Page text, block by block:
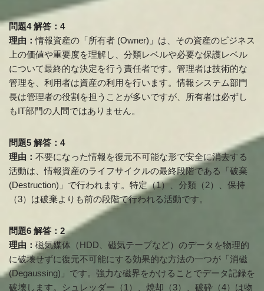
問題4 解答：4
理由：情報資産の「所有者 (Owner)」は、その資産のビジネス
上の価値や重要度を理解し、分類レベルや必要な保護レベル
について最終的な決定を行う責任者です。管理者は技術的な
管理を、利用者は資産の利用を行います。情報システム部門
長は管理者の役割を担うことが多いですが、所有者は必ずし
もIT部門の人間ではありません。
問題5 解答：4
理由： 不要になった情報を復元不可能な形で安全に消去する
活動は、情報資産のライフサイクルの最終段階である「破棄
(Destruction)」で行われます。特定（1）、分類（2）、保持
（3）は破棄よりも前の段階で行われる活動です。
問題6 解答：2
理由： 磁気媒体（HDD、磁気テープなど）のデータを物理的
に破壊せずに復元不可能にする効果的な方法の一つが「消磁
(Degaussing)」です。強力な磁界をかけることでデータ記録を
破壊します。シュレッダー（1）、焼却（3）、破砕（4）は物